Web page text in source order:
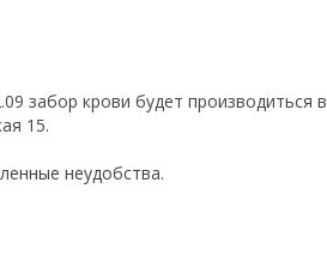
забор крови будет производиться в
15.
доставленные неудобства.